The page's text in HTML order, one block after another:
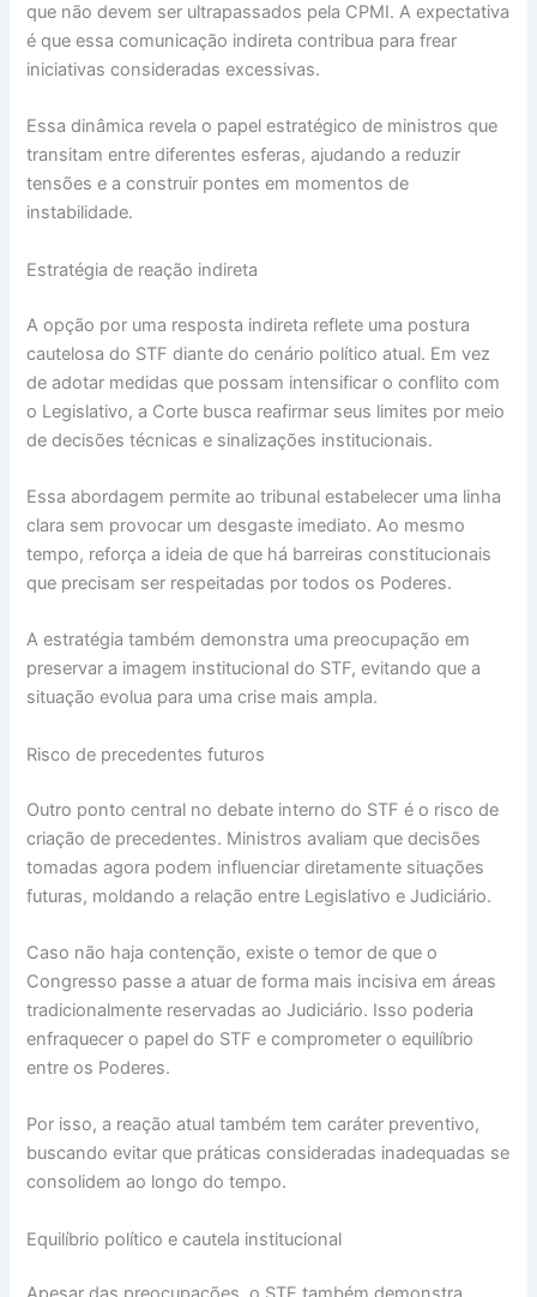
que não devem ser ultrapassados pela CPMI. A expectativa
é que essa comunicação indireta contribua para frear
iniciativas consideradas excessivas.
Essa dinâmica revela o papel estratégico de ministros que
transitam entre diferentes esferas, ajudando a reduzir
tensões e a construir pontes em momentos de
instabilidade.
Estratégia de reação indireta
A opção por uma resposta indireta reflete uma postura
cautelosa do STF diante do cenário político atual. Em vez
de adotar medidas que possam intensificar o conflito com
o Legislativo, a Corte busca reafirmar seus limites por meio
de decisões técnicas e sinalizações institucionais.
Essa abordagem permite ao tribunal estabelecer uma linha
clara sem provocar um desgaste imediato. Ao mesmo
tempo, reforça a ideia de que há barreiras constitucionais
que precisam ser respeitadas por todos os Poderes.
A estratégia também demonstra uma preocupação em
preservar a imagem institucional do STF, evitando que a
situação evolua para uma crise mais ampla.
Risco de precedentes futuros
Outro ponto central no debate interno do STF é o risco de
criação de precedentes. Ministros avaliam que decisões
tomadas agora podem influenciar diretamente situações
futuras, moldando a relação entre Legislativo e Judiciário.
Caso não haja contenção, existe o temor de que o
Congresso passe a atuar de forma mais incisiva em áreas
tradicionalmente reservadas ao Judiciário. Isso poderia
enfraquecer o papel do STF e comprometer o equilíbrio
entre os Poderes.
Por isso, a reação atual também tem caráter preventivo,
buscando evitar que práticas consideradas inadequadas se
consolidem ao longo do tempo.
Equilíbrio político e cautela institucional